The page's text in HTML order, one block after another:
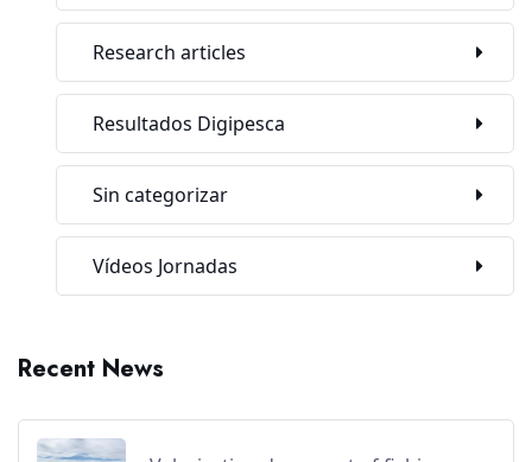
Research articles
Resultados Digipesca
Sin categorizar
Vídeos Jornadas
Recent News